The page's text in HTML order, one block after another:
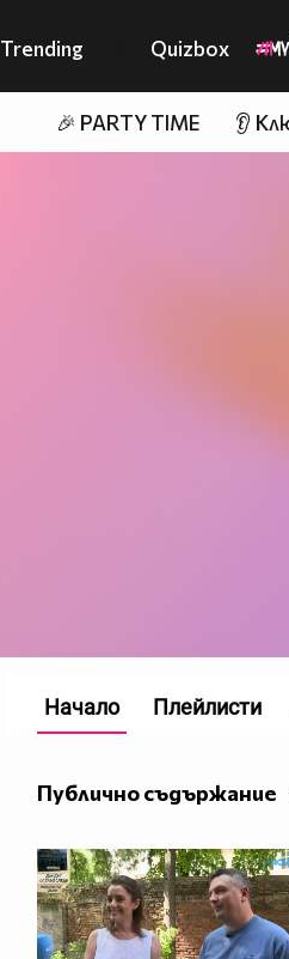
Trending Quizbox
🎉 PARTY TIME 👂
Публично съдържание
Начало Плейлисти